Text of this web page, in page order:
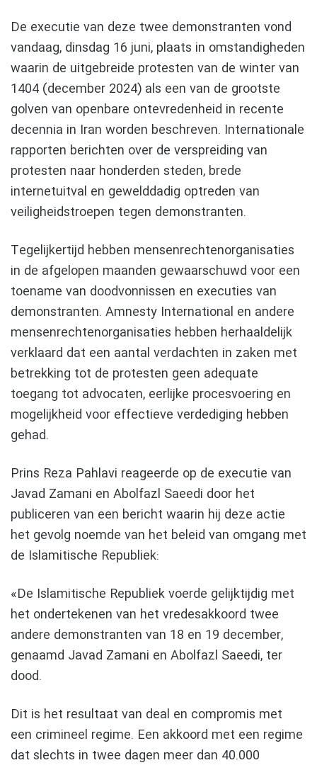
De executie van deze twee demonstranten vond
vandaag, dinsdag 16 juni, plaats in omstandigheden
waarin de uitgebreide protesten van de winter van
1404 (december 2024) als een van de grootste
golven van openbare ontevredenheid in recente
decennia in Iran worden beschreven. Internationale
rapporten berichten over de verspreiding van
protesten naar honderden steden, brede
internetuitval en gewelddadig optreden van
veiligheidstroepen tegen demonstranten.
Tegelijkertijd hebben mensenrechtenorganisaties
in de afgelopen maanden gewaarschuwd voor een
toename van doodvonnissen en executies van
demonstranten. Amnesty International en andere
mensenrechtenorganisaties hebben herhaaldelijk
verklaard dat een aantal verdachten in zaken met
betrekking tot de protesten geen adequate
toegang tot advocaten, eerlijke procesvoering en
mogelijkheid voor effectieve verdediging hebben
gehad.
Prins Reza Pahlavi reageerde op de executie van
Javad Zamani en Abolfazl Saeedi door het
publiceren van een bericht waarin hij deze actie
het gevolg noemde van het beleid van omgang met
de Islamitische Republiek:
«De Islamitische Republiek voerde gelijktijdig met
het ondertekenen van het vredesakkoord twee
andere demonstranten van 18 en 19 december,
genaamd Javad Zamani en Abolfazl Saeedi, ter
dood.
Dit is het resultaat van deal en compromis met
een crimineel regime. Een akkoord met een regime
dat slechts in twee dagen meer dan 40.000